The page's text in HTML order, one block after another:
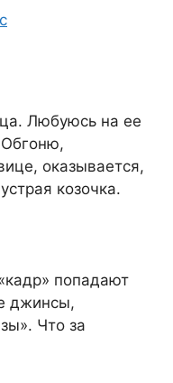
Любуюсь на ее
оказывается,
козочка.
попадают
джинсы,
Что за